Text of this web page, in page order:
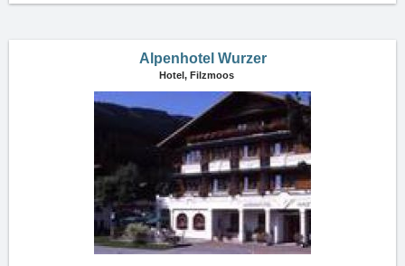
Alpenhotel Wurzer
Hotel, Filzmoos